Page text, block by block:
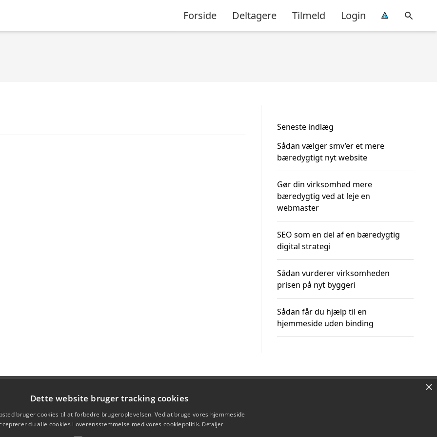
Forside Deltagere Tilmeld Login
Seneste indlæg
Sådan vælger smv’er et mere
bæredygtigt nyt website
Gør din virksomhed mere
bæredygtig ved at leje en
webmaster
SEO som en del af en bæredygtig
digital strategi
Sådan vurderer virksomheden
prisen på nyt byggeri
Sådan får du hjælp til en
hjemmeside uden binding
×
Dette website bruger tracking cookies
bruger cookies til at forbedre brugeroplevelsen. Ved at bruge vores hjemmeside
du alle cookies i overensstemmelse med vores cookiepolitik. Detaljer